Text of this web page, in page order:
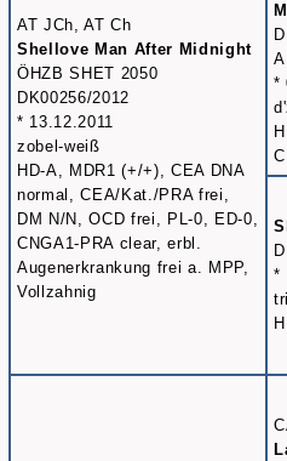
AT JCh, AT Ch
Shellove Man After Midnight
ÖHZB SHET 2050
DK00256/2012
* 13.12.2011
zobel-weiß
HD-A, MDR1 (+/+), CEA DNA
normal, CEA/Kat./PRA frei,
DM N/N, OCD frei, PL-0, ED-0,
CNGA1-PRA clear, erbl.
Augenerkrankung frei a. MPP,
Vollzahnig
*
*